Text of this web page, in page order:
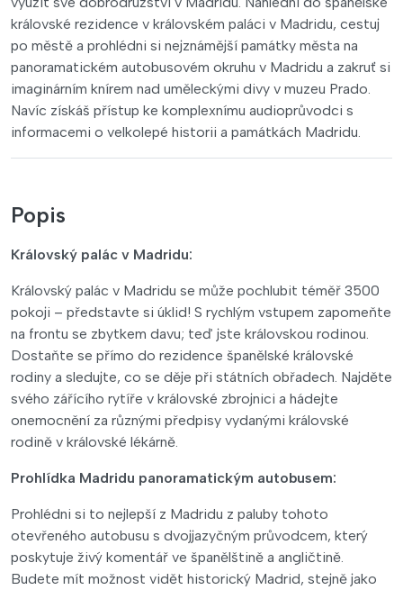
královské rezidence v královském paláci v Madridu, cestuj
po městě a prohlédni si nejznámější památky města na
panoramatickém autobusovém okruhu v Madridu a zakruť si
imaginárním knírem nad uměleckými divy v muzeu Prado.
Navíc získáš přístup ke komplexnímu audioprůvodci s
informacemi o velkolepé historii a památkách Madridu.
Popis
Královský palác v Madridu:
Královský palác v Madridu se může pochlubit téměř 3500
pokoji – představte si úklid! S rychlým vstupem zapomeňte
na frontu se zbytkem davu; teď jste královskou rodinou.
Dostaňte se přímo do rezidence španělské královské
rodiny a sledujte, co se děje při státních obřadech. Najděte
svého zářícího rytíře v královské zbrojnici a hádejte
onemocnění za různými předpisy vydanými královské
rodině v královské lékárně.
Prohlídka Madridu panoramatickým autobusem:
Prohlédni si to nejlepší z Madridu z paluby tohoto
otevřeného autobusu s dvojjazyčným průvodcem, který
poskytuje živý komentář ve španělštině a angličtině.
Budete mít možnost vidět historický Madrid, stejně jako